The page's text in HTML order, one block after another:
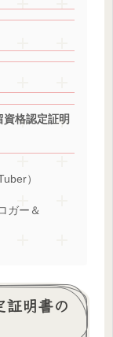
資格認定証明
）
ガー＆
明書の